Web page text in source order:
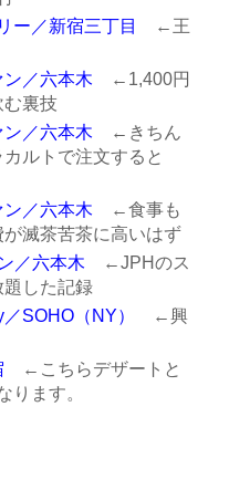
ー／新宿三丁目
←王
／六本木 ←1,400円
む裏技
／六本木 ←きちん
ルトで注文すると
／六本木 ←食事も
滅茶苦茶に高いはず
／六本木 ←JPHのス
した記録
SOHO（NY）
←興
←こちらデザートと
ります。